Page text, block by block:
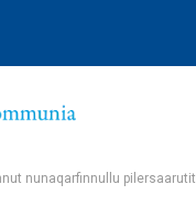
nunaqarfinnullu pilersaarutit